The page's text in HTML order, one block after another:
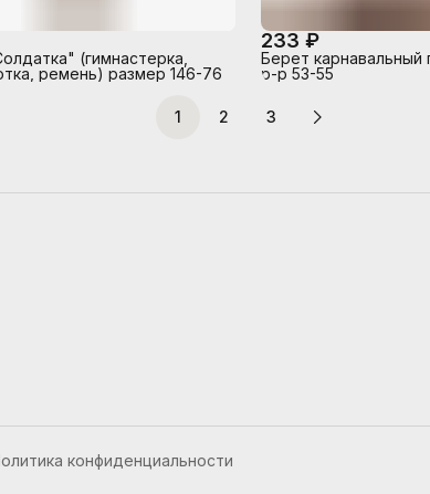
(гимнастерка,
ремень) размер 146-76
233 ₽
Берет карнавальный
р-р 53-55
1 2 3
конфиденциальности